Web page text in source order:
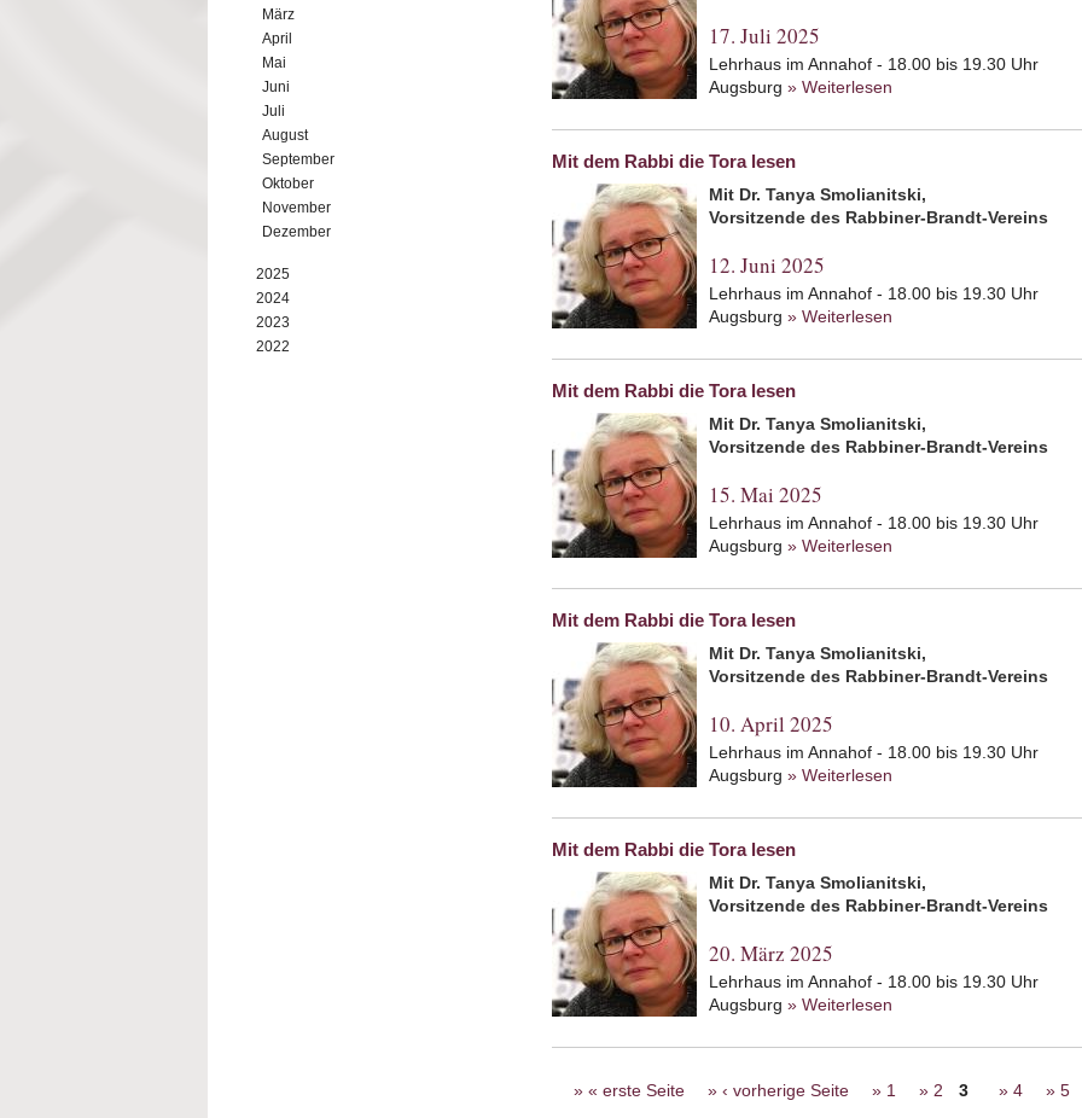
März
April
Mai
Juni
Juli
August
September
Oktober
November
Dezember
2025
2024
2023
2022
17. Juli 2025
Lehrhaus im Annahof - 18.00 bis 19.30 Uhr
Augsburg » Weiterlesen
Mit dem Rabbi die Tora lesen
Mit Dr. Tanya Smolianitski,
Vorsitzende des Rabbiner-Brandt-Vereins
12. Juni 2025
Lehrhaus im Annahof - 18.00 bis 19.30 Uhr
Augsburg » Weiterlesen
Mit dem Rabbi die Tora lesen
Mit Dr. Tanya Smolianitski,
Vorsitzende des Rabbiner-Brandt-Vereins
15. Mai 2025
Lehrhaus im Annahof - 18.00 bis 19.30 Uhr
Augsburg » Weiterlesen
Mit dem Rabbi die Tora lesen
Mit Dr. Tanya Smolianitski,
Vorsitzende des Rabbiner-Brandt-Vereins
10. April 2025
Lehrhaus im Annahof - 18.00 bis 19.30 Uhr
Augsburg » Weiterlesen
Mit dem Rabbi die Tora lesen
Mit Dr. Tanya Smolianitski,
Vorsitzende des Rabbiner-Brandt-Vereins
20. März 2025
Lehrhaus im Annahof - 18.00 bis 19.30 Uhr
Augsburg » Weiterlesen
Seiten
« erste Seite ‹ vorherige Seite 1 2 3 4 5